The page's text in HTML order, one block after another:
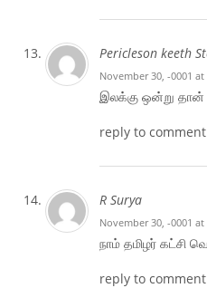
Pericleson keeth
November 30, -0001 at
இலக்கு ஒன்று
reply to
R Surya
November 30, -0001 at
நாம் தமிழர் கட்சி
reply to